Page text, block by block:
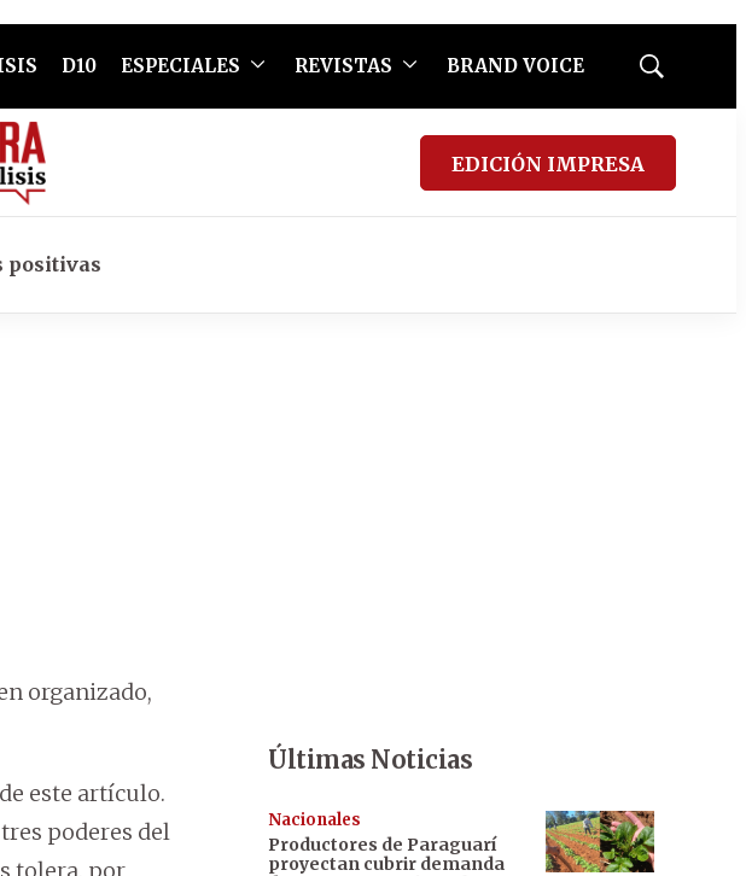
D10 ESPECIALES REVISTAS BRAND VOICE
Mostrar
EDICIÓN IMPRESA
positivas
organizado,
este artículo.
poderes del
Últimas Noticias
Nacionales
Productores de Paraguarí
proyectan cubrir demanda